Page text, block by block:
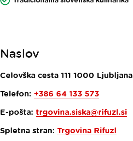
Naslov
Celovška cesta 111 1000 Ljubljana
Telefon: +386 64 133 573​
E-pošta: trgovina.siska@rifuzl.si
Spletna stran: Trgovina Rifuzl